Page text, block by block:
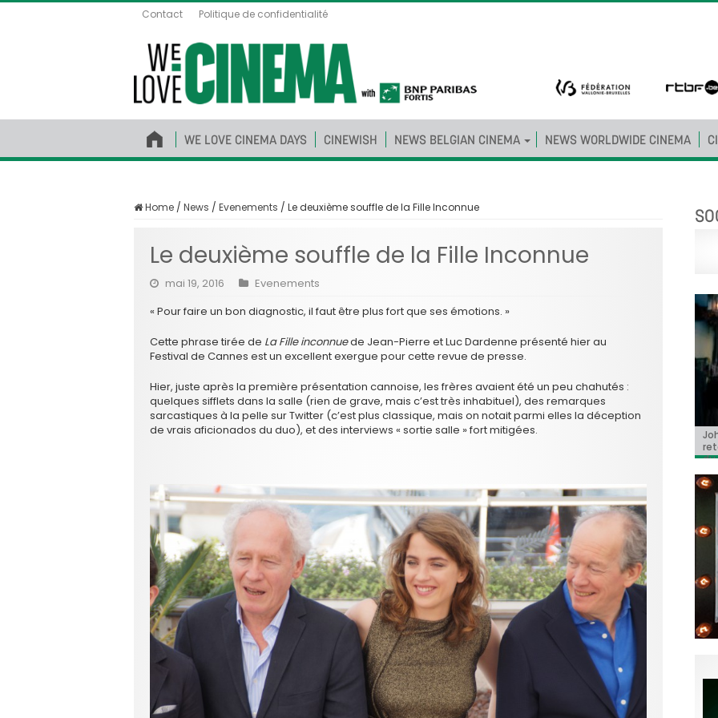
Contact Politique de confidentialité
WE LOVE CINEMA DAYS CINEWISH NEWS BELGIAN CINEMA NEWS WORLDWIDE CINEMA
Home / News / Evenements / Le deuxième souffle de la Fille Inconnue
Le deuxième souffle de la Fille Inconnue
mai 19, 2016
Evenements
« Pour faire un bon diagnostic, il faut être plus fort que ses émotions. »
Cette phrase tirée de La Fille inconnuede Jean-Pierre et Luc Dardenne présenté hier au
Festival de Cannes est un excellent exergue pour cette revue de presse.
Hier, juste après la première présentation cannoise, les frères avaient été un peu chahutés :
quelques sifflets dans la salle (rien de grave, mais c’est très inhabituel), des remarques
sarcastiques à la pelle sur Twitter (c’est plus classique, mais on notait parmi elles la déception
de vrais aficionados du duo), et des interviews « sortie salle » fort mitigées.
«
du
«